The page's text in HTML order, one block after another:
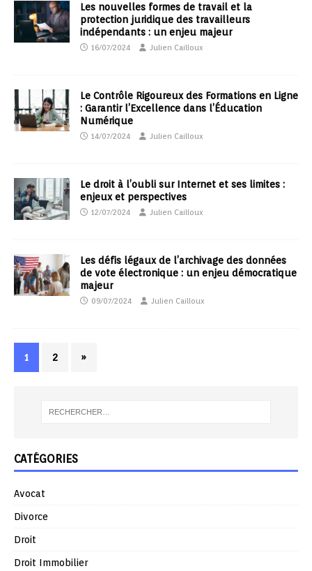
Les nouvelles formes de travail et la
protection juridique des travailleurs
indépendants : un enjeu majeur
16/07/2024 Julien Cailloux
Le Contrôle Rigoureux des Formations en Ligne
: Garantir l’Excellence dans l’Éducation
Numérique
14/07/2024 Julien Cailloux
Le droit à l’oubli sur Internet et ses limites :
enjeux et perspectives
12/07/2024 Julien Cailloux
Les défis légaux de l’archivage des données
de vote électronique : un enjeu démocratique
majeur
09/07/2024 Julien Cailloux
1 2 »
CATÉGORIES
Avocat
Divorce
Droit
Droit Immobilier